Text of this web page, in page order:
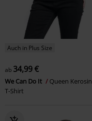
Auch in Plus Size
ab 34,99 €
We Can Do It
Queen Kerosin
T-Shirt